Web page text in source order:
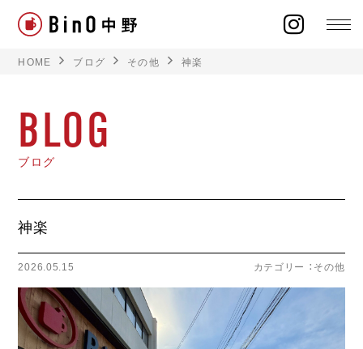
ラインナップ
オーナー様の声
モデルハウス
HOME ブログ その他 神楽
BLOG
ブログ
神楽
2026.05.15 カテゴリー ： その他